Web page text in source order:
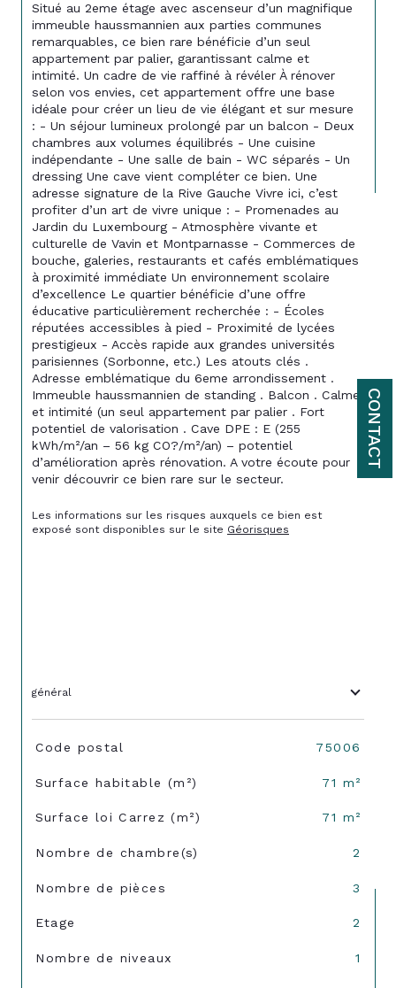
CONTACT
Situé au 2eme étage avec ascenseur d’un magnifique
immeuble haussmannien aux parties communes
remarquables, ce bien rare bénéficie d’un seul
appartement par palier, garantissant calme et
intimité. Un cadre de vie raffiné à révéler À rénover
selon vos envies, cet appartement offre une base
idéale pour créer un lieu de vie élégant et sur mesure
: - Un séjour lumineux prolongé par un balcon - Deux
chambres aux volumes équilibrés - Une cuisine
indépendante - Une salle de bain - WC séparés - Un
dressing Une cave vient compléter ce bien. Une
adresse signature de la Rive Gauche Vivre ici, c’est
profiter d’un art de vivre unique : - Promenades au
Jardin du Luxembourg - Atmosphère vivante et
culturelle de Vavin et Montparnasse - Commerces de
bouche, galeries, restaurants et cafés emblématiques
à proximité immédiate Un environnement scolaire
d’excellence Le quartier bénéficie d’une offre
éducative particulièrement recherchée : - Écoles
réputées accessibles à pied - Proximité de lycées
prestigieux - Accès rapide aux grandes universités
parisiennes (Sorbonne, etc.) Les atouts clés .
Adresse emblématique du 6eme arrondissement .
Immeuble haussmannien de standing . Balcon . Calme
et intimité (un seul appartement par palier . Fort
potentiel de valorisation . Cave DPE : E (255
kWh/m²/an – 56 kg CO?/m²/an) – potentiel
d’amélioration après rénovation. A votre écoute pour
venir découvrir ce bien rare sur le secteur.
Les informations sur les risques auxquels ce bien est
exposé sont disponibles sur le site Géorisques
général
TRAD_SIROCCO_Caracteristique
Code postal 75006
Surface habitable (m²) 71 m²
Surface loi Carrez (m²) 71 m²
Nombre de chambre(s) 2
Nombre de pièces 3
Etage 2
Nombre de niveaux 1